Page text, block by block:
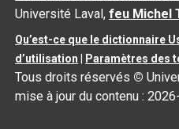
Université Laval,feu Michel
Qu’est-ce que le dictionnaire
d’utilisation
Paramètres des
Tous droits réservés ©
mise à jour du contenu :